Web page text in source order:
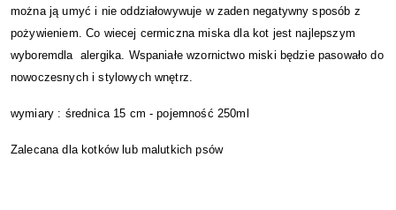
można ją umyć i nie oddziałowywuje w zaden negatywny sposób z
pożywieniem. Co wiecej cermiczna miska dla kot jest najlepszym
wyboremdla alergika. Wspaniałe wzornictwo miski będzie pasowało do
nowoczesnych i stylowych wnętrz.
wymiary : średnica 15 cm - pojemność 250ml
Zalecana dla kotków lub malutkich psów